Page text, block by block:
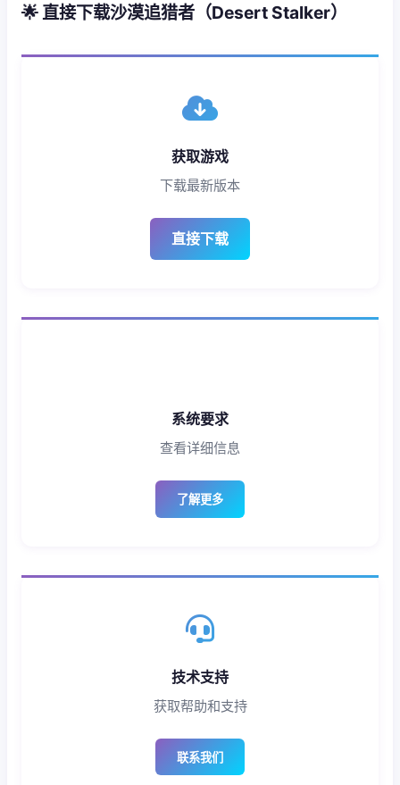
🌟 直接下载沙漠追猎者（Desert Stalker）
获取游戏
下载最新版本
直接下载
系统要求
查看详细信息
了解更多
技术支持
获取帮助和支持
联系我们